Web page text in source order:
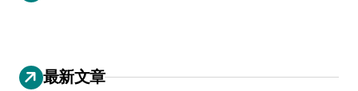
最新文章